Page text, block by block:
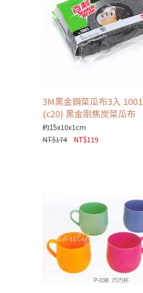
3M黑金鋼菜瓜布3入 1001
(c20) 黑金剛焦炭菜瓜布
約15x10x1cm
NT$174
NT$119